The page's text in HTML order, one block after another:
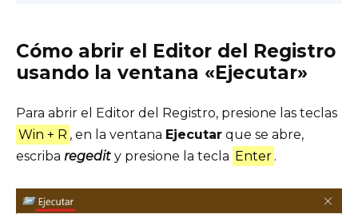
Cómo abrir el Editor del Registro
usando la ventana «Ejecutar»
Para abrir el Editor del Registro, presione las teclas
Win + R , en la ventana Ejecutar que se abre,
escriba regedit y presione la tecla Enter .